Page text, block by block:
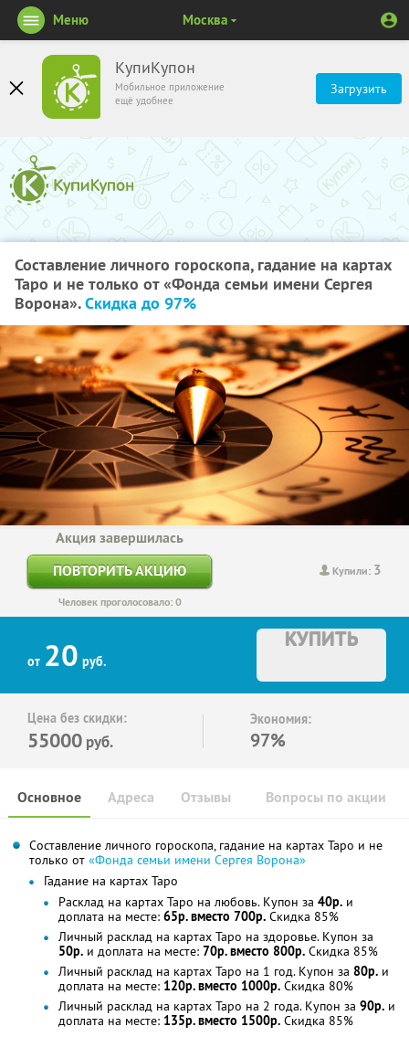
КупиКупон
Мобильное приложение
ещё удобнее
Загрузить
Меню Москва
Составление личного гороскопа, гадание на картах
Таро и не только от «Фонда семьи имени Сергея
Ворона».Скидка до 97%
Купили: 3
Акция завершилась
ПОВТОРИТЬ АКЦИЮ
Человек проголосовало: 0
от 20 руб.
КУПИТЬ
Цена без скидки:
55000 руб.
Экономия:
97%
Основное Отзывы Вопросы по акции
Адреса
Составление личного гороскопа, гадание на картах Таро и не
только от «Фонда семьи имени Сергея Ворона»
Гадание на картах Таро
Расклад на картах Таро на любовь. Купон за 40р. и
доплата на месте: 65р. вместо 700р. Скидка 85%
Личный расклад на картах Таро на здоровье. Купон за
50р. и доплата на месте: 70р. вместо 800р. Скидка 85%
Личный расклад на картах Таро на 1 год. Купон за 80р. и
доплата на месте: 120р. вместо 1000р. Скидка 80%
Личный расклад на картах Таро на 2 года. Купон за 90р. и
доплата на месте: 135р. вместо 1500р. Скидка 85%